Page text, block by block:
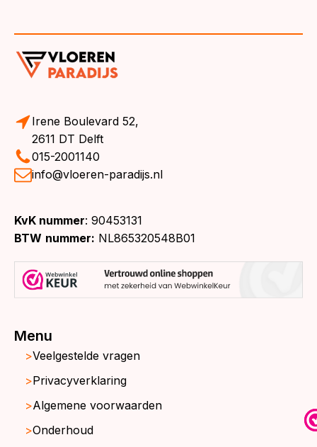
Irene Boulevard 52,
2611 DT Delft
015-2001140
info@vloeren-paradijs.nl
KvK nummer: 90453131
BTW nummer: NL865320548B01
Menu
Veelgestelde vragen
Privacyverklaring
Algemene voorwaarden
Onderhoud